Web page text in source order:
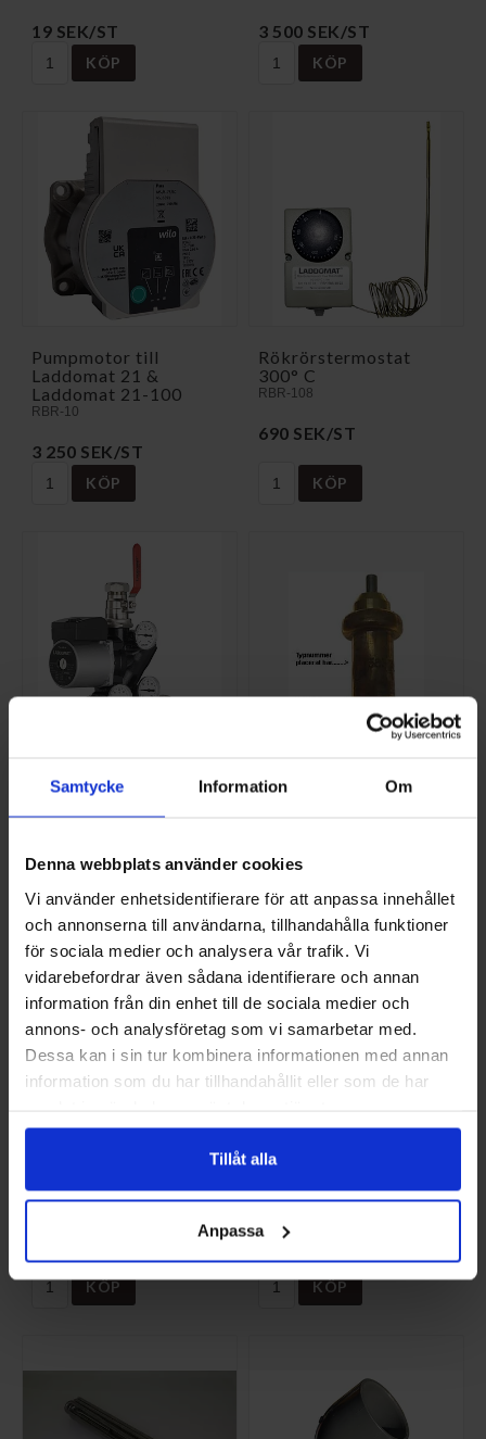
Samtycke Information Om
Denna webbplats använder cookies
Vi använder enhetsidentifierare för att anpassa innehållet
och annonserna till användarna, tillhandahålla funktioner
för sociala medier och analysera vår trafik. Vi
vidarebefordrar även sådana identifierare och annan
information från din enhet till de sociala medier och
annons- och analysföretag som vi samarbetar med.
Dessa kan i sin tur kombinera informationen med annan
information som du har tillhandahållit eller som de har
Tillåt alla
Anpassa
19 SEK/ST
KÖP
3 500 SEK/ST
KÖP
Pumpmotor till
Laddomat 21 &
Laddomat 21-100
RBR-10
3 250 SEK/ST
KÖP
Rökrörstermostat
300° C
RBR-108
690 SEK/ST
KÖP
Laddomat 21-60 ErP
RBR-89
Termostatpatron 1456,
78°C
RaRo
KÖP
Home (Trådbunden)
KÖP